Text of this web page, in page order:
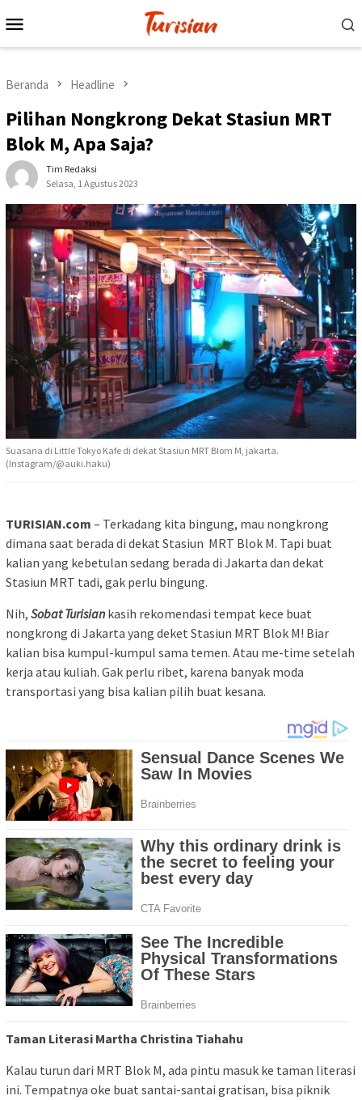
ke
Mobile
Beranda Headline
Pilihan Nongkrong Dekat Stasiun MRT
Blok M, Apa Saja?
Tim Redaksi
Selasa, 1 Agustus 2023
Suasana di Little Tokyo Kafe di dekat Stasiun MRT Blom M, jakarta.
(Instagram/@auki.haku)
TURISIAN.com – Terkadang kita bingung, mau nongkrong
dimana saat berada di dekat Stasiun MRT Blok M. Tapi buat
kalian yang kebetulan sedang berada di Jakarta dan dekat
Stasiun MRT tadi, gak perlu bingung.
Nih, Sobat Turisiankasih rekomendasi tempat kece buat
nongkrong di Jakarta yang deket Stasiun MRT Blok M! Biar
kalian bisa kumpul-kumpul sama temen. Atau me-time setelah
kerja atau kuliah. Gak perlu ribet, karena banyak moda
transportasi yang bisa kalian pilih buat kesana.
Taman Literasi Martha Christina Tiahahu
Kalau turun dari MRT Blok M, ada pintu masuk ke taman literasi
ini. Tempatnya oke buat santai-santai gratisan, bisa piknik